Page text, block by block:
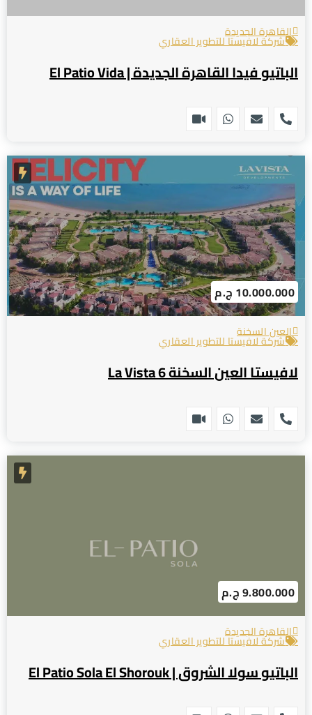
القاهرة الجديدة
شركة لافيستا للتطوير العقاري
الباتيو فيدا القاهرة الجديدة | El Patio Vida
10.000.000 ج.م
العين السخنة
شركة لافيستا للتطوير العقاري
لافيستا العين السخنة La Vista 6
9.800.000 ج.م
القاهرة الجديدة
شركة لافيستا للتطوير العقاري
الباتيو سولا الشروق | El Patio Sola El Shorouk